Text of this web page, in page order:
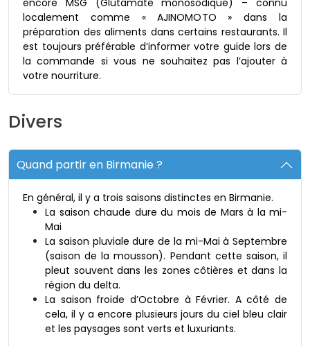
encore MSG (Glutamate monosodique) – connu
localement comme « AJINOMOTO » dans la
préparation des aliments dans certains restaurants. Il
est toujours préférable d’informer votre guide lors de
la commande si vous ne souhaitez pas l’ajouter à
votre nourriture.
Divers
Quand partir en Birmanie ?
En général, il y a trois saisons distinctes en Birmanie.
La saison chaude dure du mois de Mars à la mi-
Mai
La saison pluviale dure de la mi-Mai à Septembre
(saison de la mousson). Pendant cette saison, il
pleut souvent dans les zones côtières et dans la
région du delta.
La saison froide d’Octobre à Février. A côté de
cela, il y a encore plusieurs jours du ciel bleu clair
et les paysages sont verts et luxuriants.